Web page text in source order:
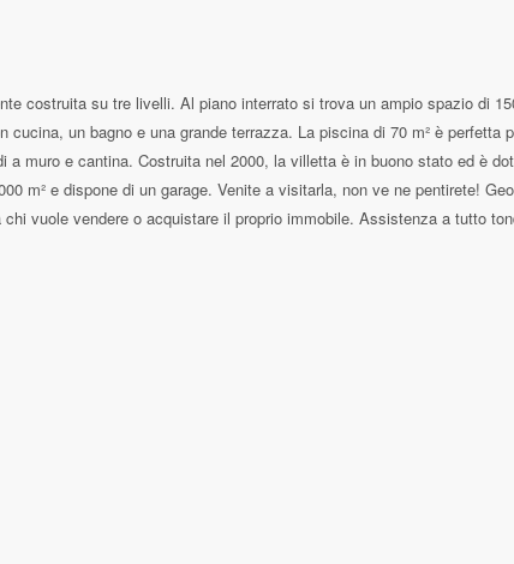
costruita su tre livelli. Al piano interrato si trova un ampio spazio di
un bagno e una grande terrazza. La piscina di 70 m² è
muro e cantina. Costruita nel 2000, la villetta è in buono stato ed è
m² e dispone di un garage. Venite a visitarla, non ve ne pentirete!
vuole vendere o acquistare il proprio immobile. Assistenza a tutto